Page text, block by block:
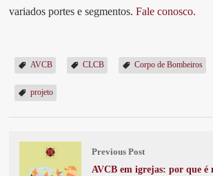
variados portes e segmentos.Fale conosco.
AVCB CLCB Corpo de Bombeiros
projeto
Previous Post
AVCB em igrejas: por que é